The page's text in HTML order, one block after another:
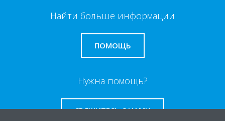
Найти больше информации
ПОМОЩЬ
Нужна помощь?
СВЯЖИТЕСЬ С НАМИ